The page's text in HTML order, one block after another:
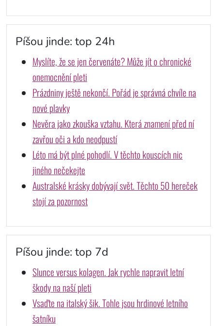
Píšou jinde: top 24h
Myslíte, že se jen červenáte? Může jít o chronické
onemocnění pleti
Prázdniny ještě nekončí. Pořád je správná chvíle na
nové plavky
Nevěra jako zkouška vztahu. Která znamení před ní
zavřou oči a kdo neodpustí
Léto má být plné pohodlí. V těchto kouscích nic
jiného nečekejte
Australské krásky dobývají svět. Těchto 50 hereček
stojí za pozornost
Píšou jinde: top 7d
Slunce versus kolagen. Jak rychle napravit letní
škody na naší pleti
Vsaďte na italský šik. Tohle jsou hrdinové letního
šatníku